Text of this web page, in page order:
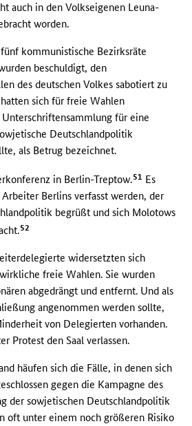
auch in den Volkseigenen Leuna-
worden.
kommunistische Bezirksräte
beschuldigt, den
des deutschen Volkes sabotiert zu
sich für freie Wahlen
Unterschriftensammlung für eine
Deutschlandpolitik
als Betrug bezeichnet.
in Berlin-Treptow.51 Es
Berlins verfasst werden, der
begrüßt und sich Molotows
52
widersetzten sich
freie Wahlen. Sie wurden
abgedrängt und entfernt. Und als
angenommen werden sollte,
von Delegierten vorhanden.
Protest den Saal verlassen.
häufen sich die Fälle, in denen sich
gegen die Kampagne des
der sowjetischen Deutschlandpolitik
oft unter einem noch größeren Risiko